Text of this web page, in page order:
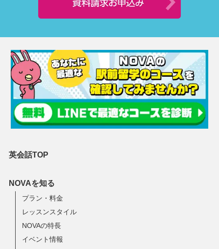
英会話TOP
NOVAを知る
プラン・料金
レッスンスタイル
NOVAの特長
イベント情報